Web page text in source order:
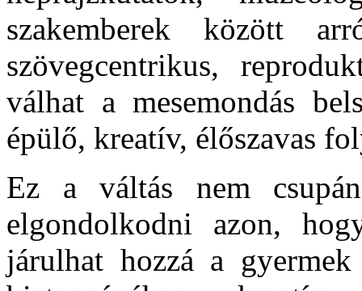
szakemberek között
szövegcentrikus,
válhat a mesemondás
épülő, kreatív, élőszavas
Ez a váltás nem
elgondolkodni azon,
járulhat hozzá a